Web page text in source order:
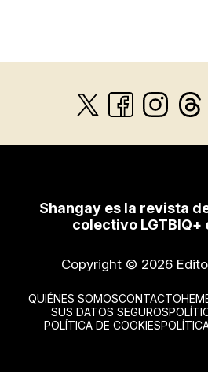
Shangay es la revista
colectivo LGTBIQ+
Copyright © 2026
QUIÉNES SOMOSCONTACTO
SUS DATOS SEGUROS
POLÍTICA DE COOKIES